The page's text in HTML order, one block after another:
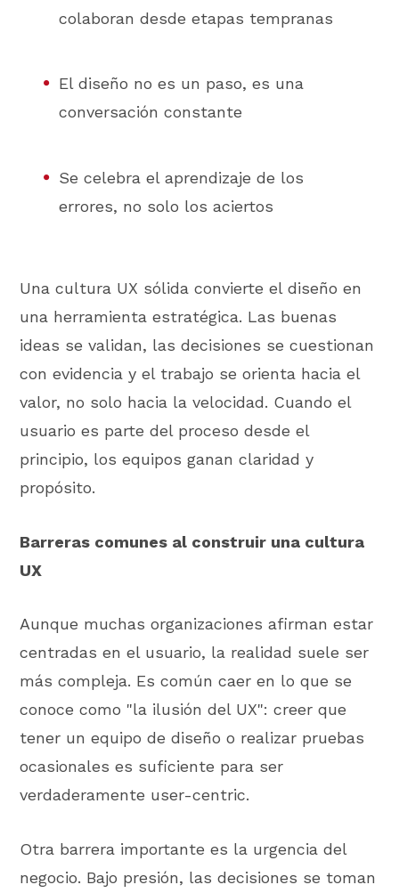
colaboran desde etapas tempranas
El diseño no es un paso, es una
conversación constante
Se celebra el aprendizaje de los
errores, no solo los aciertos
Una cultura UX sólida convierte el diseño en
una herramienta estratégica. Las buenas
ideas se validan, las decisiones se cuestionan
con evidencia y el trabajo se orienta hacia el
valor, no solo hacia la velocidad. Cuando el
usuario es parte del proceso desde el
principio, los equipos ganan claridad y
propósito.
Barreras comunes al construir una cultura
UX
Aunque muchas organizaciones afirman estar
centradas en el usuario, la realidad suele ser
más compleja. Es común caer en lo que se
conoce como "la ilusión del UX": creer que
tener un equipo de diseño o realizar pruebas
ocasionales es suficiente para ser
verdaderamente user-centric.
Otra barrera importante es la urgencia del
negocio. Bajo presión, las decisiones se toman